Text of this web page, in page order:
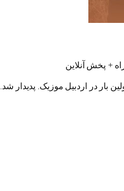
بار در اردبیل موزیک. پدیدار شد.